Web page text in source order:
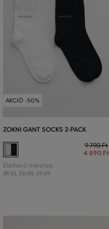
AKCIÓ -50%
ZOKNI GANT SOCKS 2-PACK
9 790 Ft
4 890 Ft
Elérhető méretek:
19/21, 22/25, 27/29